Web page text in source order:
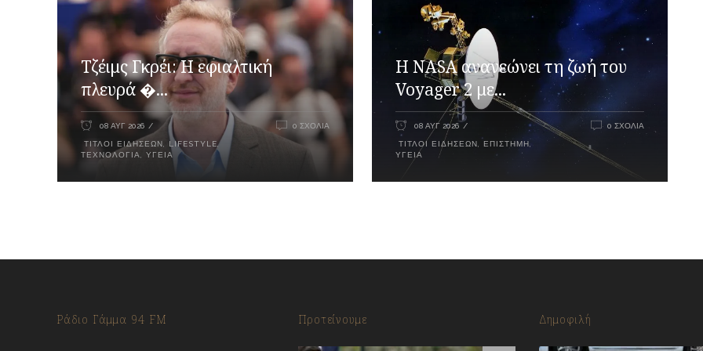
Τζέιμς Γκρέι: H εφιαλτική
πλευρά �...
08 ΑΥΓ 2026
ΤΊΤΛΟΙ ΕΙΔΉΣΕΩΝ LIFESTYLE,
ΤΕΧΝΟΛΟΓΊΑ
ΥΓΕΊΑ
0 ΣΧΌΛΙΑ
H NASA ανανεώνει τη ζωή του
Voyager 2 με...
08 ΑΥΓ 2026
ΤΊΤΛΟΙ ΕΙΔΉΣΕΩΝ ΕΠΙΣΤΉΜΗ
ΥΓΕΊΑ
0 ΣΧΌΛΙΑ
Ράδιο Γάμμα 94 FM Προτείνουμε Δημοφιλή